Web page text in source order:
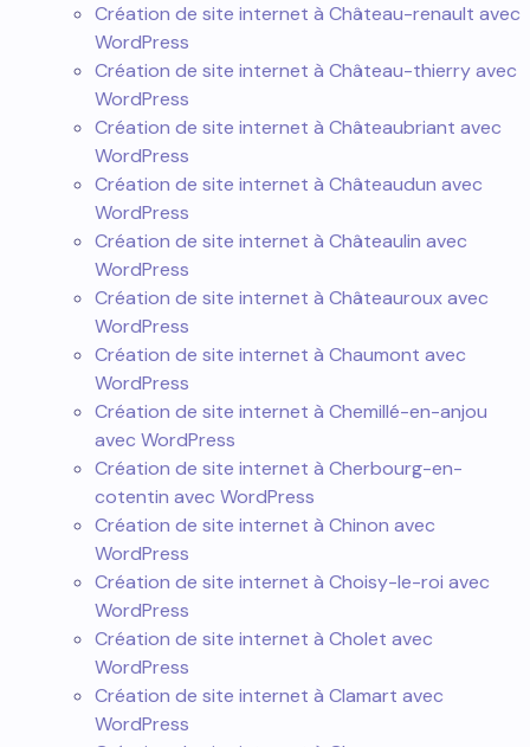
Création de site internet à Château-renault avec
WordPress
Création de site internet à Château-thierry avec
WordPress
Création de site internet à Châteaubriant avec
WordPress
Création de site internet à Châteaudun avec
WordPress
Création de site internet à Châteaulin avec
WordPress
Création de site internet à Châteauroux avec
WordPress
Création de site internet à Chaumont avec
WordPress
Création de site internet à Chemillé-en-anjou
avec WordPress
Création de site internet à Cherbourg-en-
cotentin avec WordPress
Création de site internet à Chinon avec
WordPress
Création de site internet à Choisy-le-roi avec
WordPress
Création de site internet à Cholet avec
WordPress
Création de site internet à Clamart avec
WordPress